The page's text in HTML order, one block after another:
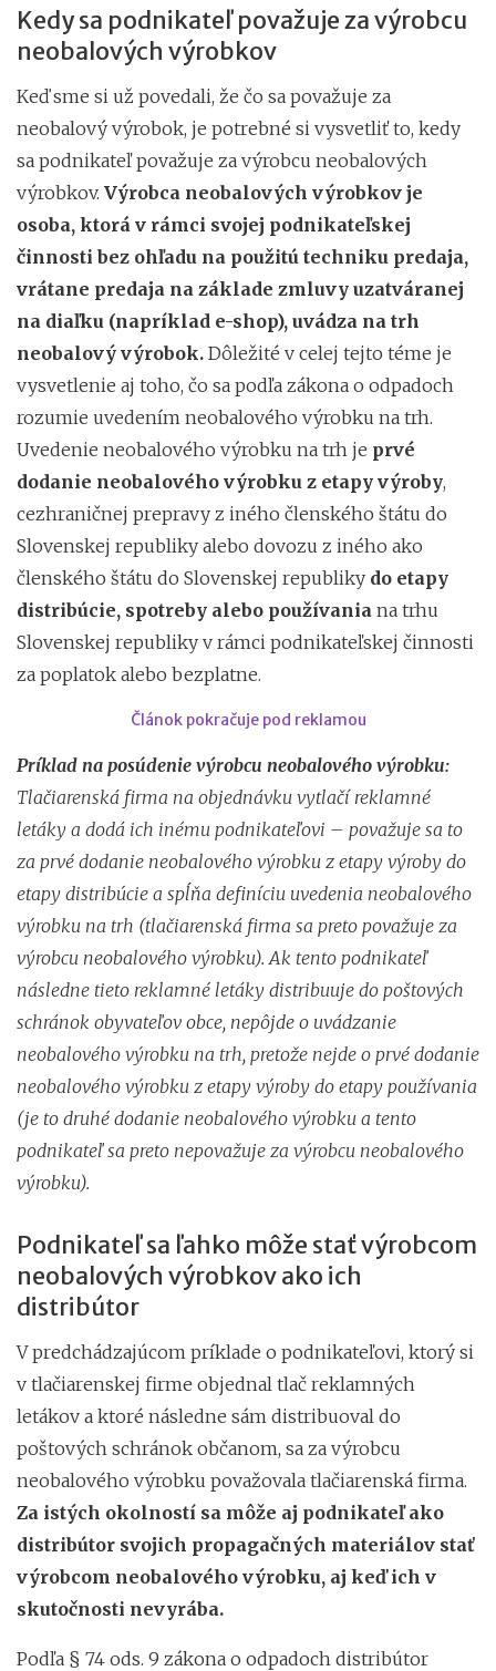
Kedy sa podnikateľ považuje za výrobcu
neobalových výrobkov
Keď sme si už povedali, že čo sa považuje za
neobalový výrobok, je potrebné si vysvetliť to, kedy
sa podnikateľ považuje za výrobcu neobalových
výrobkov. Výrobca neobalových výrobkov je
osoba, ktorá v rámci svojej podnikateľskej
činnosti bez ohľadu na použitú techniku predaja,
vrátane predaja na základe zmluvy uzatváranej
na diaľku (napríklad e-shop), uvádza na trh
neobalový výrobok. Dôležité v celej tejto téme je
vysvetlenie aj toho, čo sa podľa zákona o odpadoch
rozumie uvedením neobalového výrobku na trh.
Uvedenie neobalového výrobku na trh je prvé
dodanie neobalového výrobku z etapy výroby,
cezhraničnej prepravy z iného členského štátu do
Slovenskej republiky alebo dovozu z iného ako
členského štátu do Slovenskej republiky do etapy
distribúcie, spotreby alebo používania na trhu
Slovenskej republiky v rámci podnikateľskej činnosti
za poplatok alebo bezplatne.
Článok pokračuje pod reklamou
Príklad na posúdenie výrobcu neobalového výrobku:
Tlačiarenská firma na objednávku vytlačí reklamné
letáky a dodá ich inému podnikateľovi – považuje sa to
za prvé dodanie neobalového výrobku z etapy výroby do
etapy distribúcie a spĺňa definíciu uvedenia neobalového
výrobku na trh (tlačiarenská firma sa preto považuje za
výrobcu neobalového výrobku). Ak tento podnikateľ
následne tieto reklamné letáky distribuuje do poštových
schránok obyvateľov obce, nepôjde o uvádzanie
neobalového výrobku na trh, pretože nejde o prvé dodanie
neobalového výrobku z etapy výroby do etapy používania
(je to druhé dodanie neobalového výrobku a tento
podnikateľ sa preto nepovažuje za výrobcu neobalového
výrobku).
Podnikateľ sa ľahko môže stať výrobcom
neobalových výrobkov ako ich
distribútor
V predchádzajúcom príklade o podnikateľovi, ktorý si
v tlačiarenskej firme objednal tlač reklamných
letákov a ktoré následne sám distribuoval do
poštových schránok občanom, sa za výrobcu
neobalového výrobku považovala tlačiarenská firma.
Za istých okolností sa môže aj podnikateľ ako
distribútor svojich propagačných materiálov stať
výrobcom neobalového výrobku, aj keď ich v
skutočnosti nevyrába.
Podľa § 74 ods. 9 zákona o odpadoch distribútor